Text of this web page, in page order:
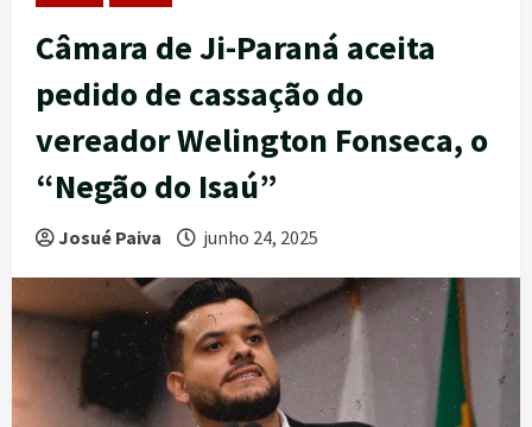
Câmara de Ji-Paraná aceita
pedido de cassação do
vereador Welington Fonseca, o
“Negão do Isaú”
Josué Paiva junho 24, 2025